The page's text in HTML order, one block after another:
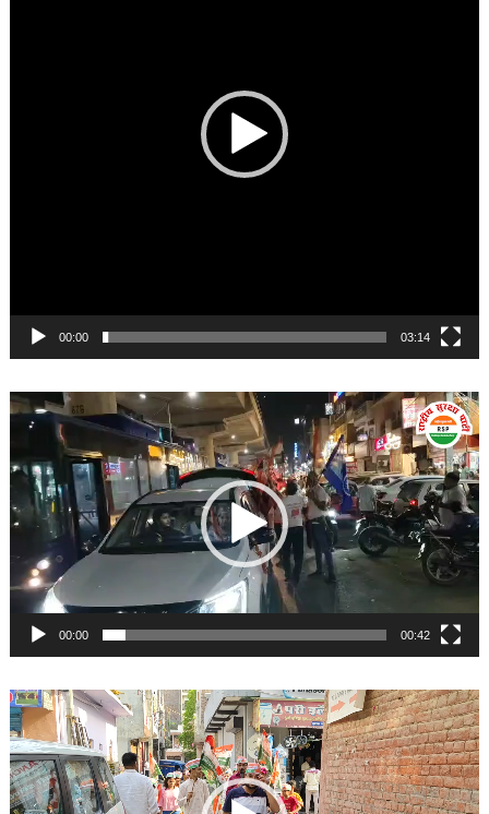
00:00 03:14
Video
Player
00:00 00:42
Video
Player